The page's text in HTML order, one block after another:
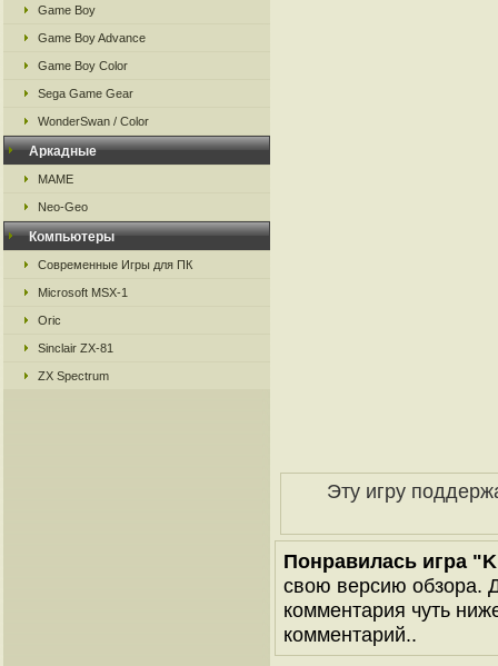
Game Boy
Game Boy Advance
Game Boy Color
Sega Game Gear
WonderSwan / Color
Аркадные
MAME
Neo-Geo
Компьютеры
Современные Игры для ПК
Microsoft MSX-1
Oric
Sinclair ZX-81
ZX Spectrum
Эту игру
Понравилась игра
свою версию обзора.
комментария чуть
комментарий..